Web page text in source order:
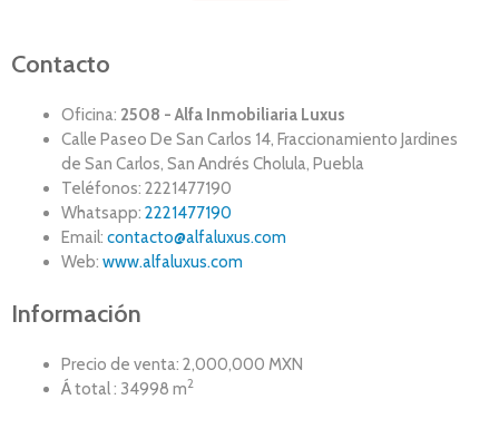
Contacto
Oficina: 2508 - Alfa Inmobiliaria Luxus
Calle Paseo De San Carlos 14, Fraccionamiento Jardines
de San Carlos, San Andrés Cholula, Puebla
Teléfonos: 2221477190
Whatsapp: 2221477190
Email: contacto@alfaluxus.com
Web: www.alfaluxus.com
Información
Precio de venta: 2,000,000 MXN
Á total : 34998 m2